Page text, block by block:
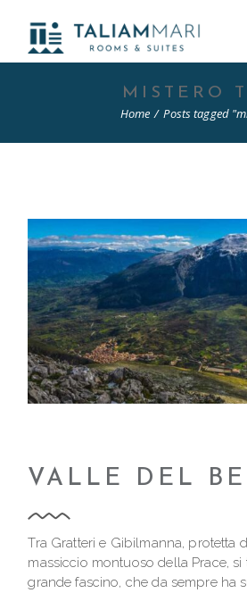
content
MISTERO
Home Posts tagged
VALLE DEL
Tra Gratteri e Gibilmanna, protetta
massiccio montuoso della Prace,
grande fascino, che da sempre ha